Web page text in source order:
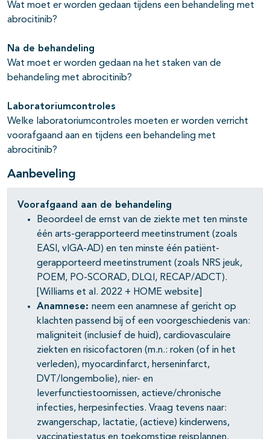
open- en dichtklappen
open- en dichtklappen
open- en dichtklappen
open- en dichtklappen
open- en dichtklappen
Wat moet er worden gedaan tijdens een behandeling met
abrocitinib?
Na de behandeling
Wat moet er worden gedaan na het staken van de
behandeling met abrocitinib?
Laboratoriumcontroles
Welke laboratoriumcontroles moeten er worden verricht
voorafgaand aan en tijdens een behandeling met
abrocitinib?
Aanbeveling
Voorafgaand aan de behandeling
Beoordeel de ernst van de ziekte met ten minste
één arts-gerapporteerd meetinstrument (zoals
EASI, vIGA-AD) en ten minste één patiënt-
gerapporteerd meetinstrument (zoals NRS jeuk,
POEM, PO-SCORAD, DLQI, RECAP/ADCT).
[Williams et al. 2022 + HOME website]
Anamnese: neem een anamnese af gericht op
klachten passend bij of een voorgeschiedenis van:
maligniteit (inclusief de huid), cardiovasculaire
ziekten en risicofactoren (m.n.: roken (of in het
verleden), myocardinfarct, herseninfarct,
DVT/longembolie), nier- en
leverfunctiestoornissen, actieve/chronische
infecties, herpesinfecties. Vraag tevens naar:
zwangerschap, lactatie, (actieve) kinderwens,